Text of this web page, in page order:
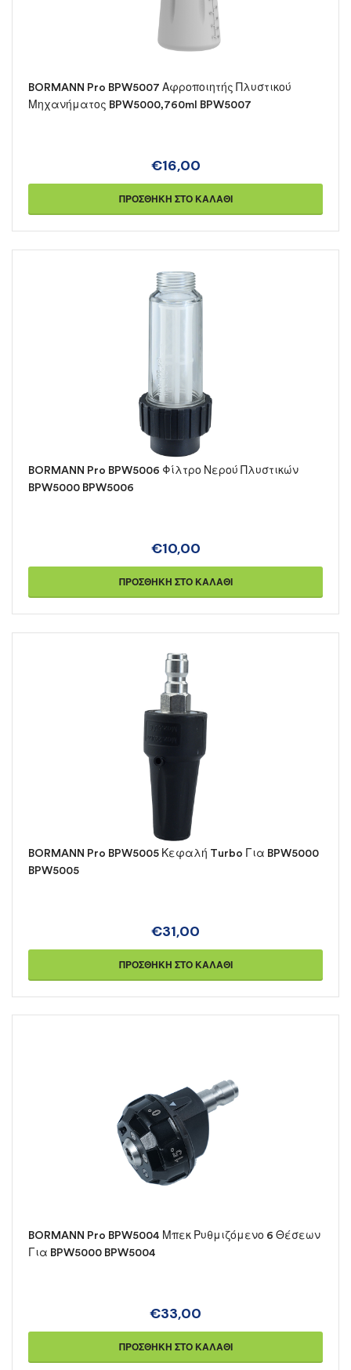
BORMANN Pro BPW5007 Αφροποιητής Πλυστικού
Μηχανήματος BPW5000,760ml BPW5007
€16,00
ΠΡΟΣΘΉΚΗ ΣΤΟ ΚΑΛΆΘΙ
BORMANN Pro BPW5006 Φίλτρο Νερού Πλυστικών
BPW5000 BPW5006
€10,00
ΠΡΟΣΘΉΚΗ ΣΤΟ ΚΑΛΆΘΙ
BORMANN Pro BPW5005 Κεφαλή Turbo Για BPW5000
BPW5005
€31,00
ΠΡΟΣΘΉΚΗ ΣΤΟ ΚΑΛΆΘΙ
BORMANN Pro BPW5004 Μπεκ Ρυθμιζόμενο 6 Θέσεων
Για BPW5000 BPW5004
€33,00
ΠΡΟΣΘΉΚΗ ΣΤΟ ΚΑΛΆΘΙ